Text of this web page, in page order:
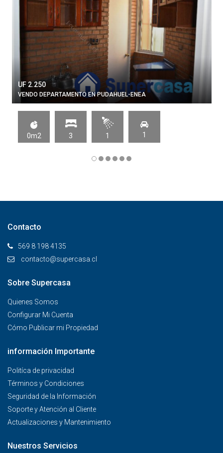
UF 2.250
VENDO DEPARTAMENTO EN PUDAHUEL-ENEA
0m2 3 1 1
Contacto
569 8 198 4135
contacto@supercasa.cl
Sobre Supercasa
Quienes Somos
Configurar Mi Cuenta
Cómo Publicar mi Propiedad
información Importante
Politíca de privacidad
Términos y Condiciones
Seguridad de la Información
Soporte y Atención al Cliente
Actualizaciones y Mantenimiento
Nuestros Servicios